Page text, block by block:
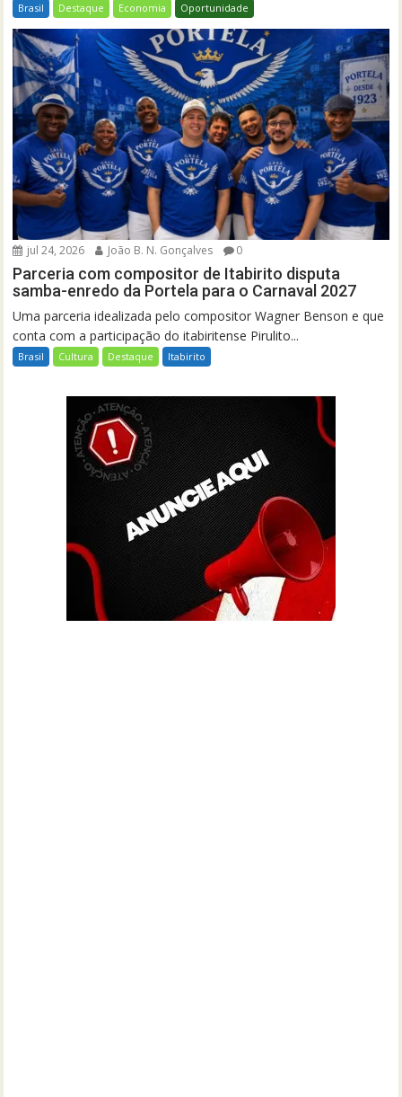
Brasil Destaque Economia Oportunidade
jul 24, 2026 João B. N. Gonçalves 0
Parceria com compositor de Itabirito disputa
samba-enredo da Portela para o Carnaval 2027
Uma parceria idealizada pelo compositor Wagner Benson e que
conta com a participação do itabiritense Pirulito...
Brasil Cultura Destaque Itabirito